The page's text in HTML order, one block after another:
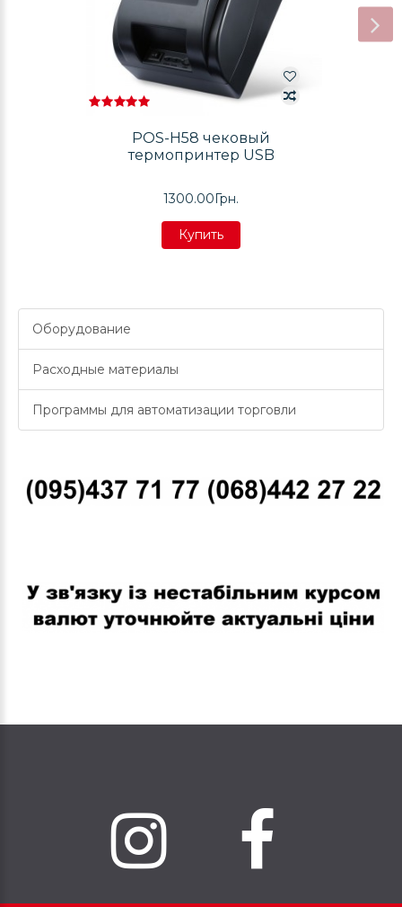
POS-H58 чековый
термопринтер USB
1300.00Грн.
Купить
Купить
Оборудование
Расходные материалы
Программы для автоматизации торговли